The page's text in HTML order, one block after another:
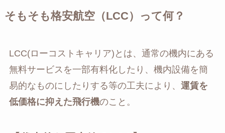
そもそも格安航空（LCC）って何？
LCC(ローコストキャリア)とは、通常の機内にある
無料サービスを一部有料化したり、機内設備を簡
易的なものにしたりする等の工夫により、 運賃を
低価格に抑えた飛行機のこと。